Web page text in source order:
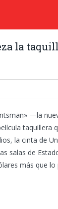
la
—la
taquillera
la cinta de
salas de
más que